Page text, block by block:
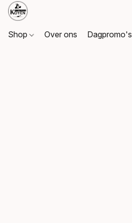
Shop Over ons Dagpromo's